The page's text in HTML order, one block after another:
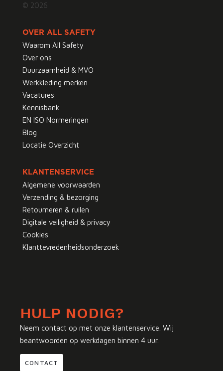
© 2026
OVER ALL SAFETY
Waarom All Safety
Over ons
Duurzaamheid & MVO
Werkkleding merken
Vacatures
Kennisbank
EN ISO Normeringen
Blog
Locatie Overzicht
KLANTENSERVICE
Algemene voorwaarden
Verzending & bezorging
Retourneren & ruilen
Digitale veiligheid & privacy
Cookies
Klanttevredenheidsonderzoek
HULP NODIG?
Neem contact op met onze klantenservice. Wij
beantwoorden op werkdagen binnen 4 uur.
CONTACT